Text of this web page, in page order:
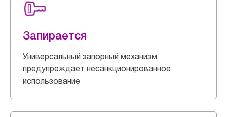
Запирается
Универсальный запорный механизм
предупреждает несанкционированное
использование